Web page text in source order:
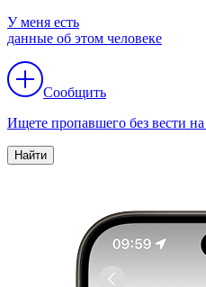
У меня есть
данные об этом человеке
Сообщить
Ищете пропавшего без вести
Найти